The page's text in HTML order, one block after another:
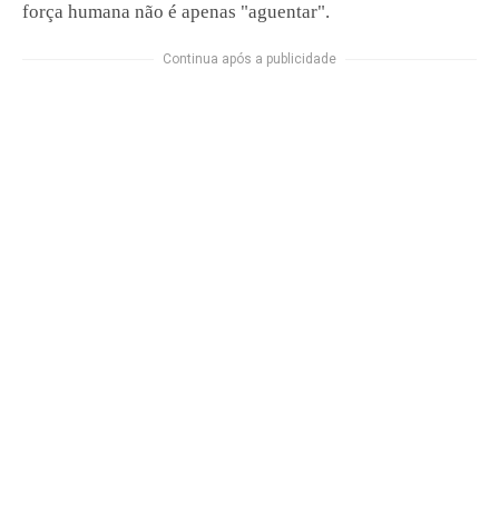
força humana não é apenas "aguentar".
Continua após a publicidade